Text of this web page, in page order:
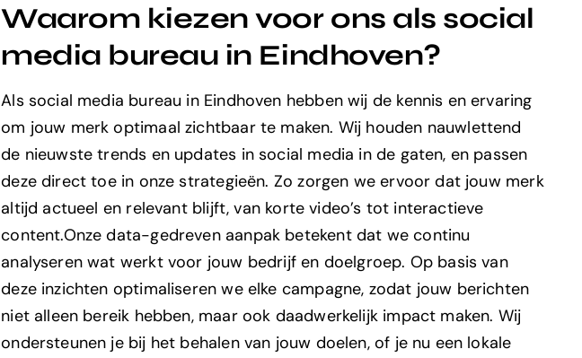
Waarom kiezen voor ons als social
media bureau in Eindhoven?
Als social media bureau in Eindhoven hebben wij de kennis en ervaring
om jouw merk optimaal zichtbaar te maken. Wij houden nauwlettend
de nieuwste trends en updates in social media in de gaten, en passen
deze direct toe in onze strategieën. Zo zorgen we ervoor dat jouw merk
altijd actueel en relevant blijft, van korte video’s tot interactieve
content.Onze data-gedreven aanpak betekent dat we continu
analyseren wat werkt voor jouw bedrijf en doelgroep. Op basis van
deze inzichten optimaliseren we elke campagne, zodat jouw berichten
niet alleen bereik hebben, maar ook daadwerkelijk impact maken. Wij
ondersteunen je bij het behalen van jouw doelen, of je nu een lokale